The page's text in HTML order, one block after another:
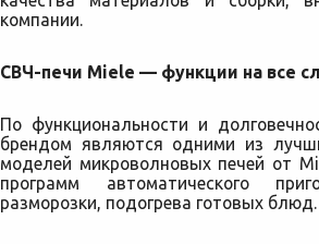
компании.
СВЧ-печи Miele — функции на все
По функциональности и
брендом являются одними из
моделей микроволновых печей от
программ автоматического
разморозки, подогрева готовых блюд.